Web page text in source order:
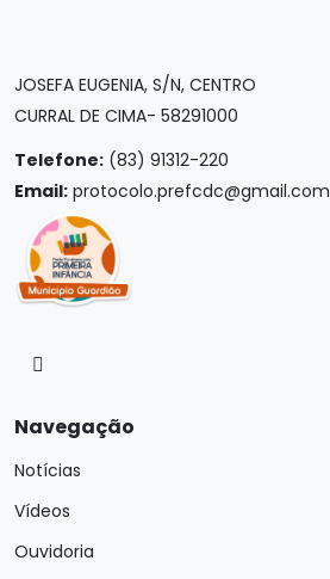
JOSEFA EUGENIA, S/N, CENTRO
CURRAL DE CIMA- 58291000
Telefone: (83) 91312-220
Email: protocolo.prefcdc@gmail.com
Navegação
Notícias
Vídeos
Ouvidoria